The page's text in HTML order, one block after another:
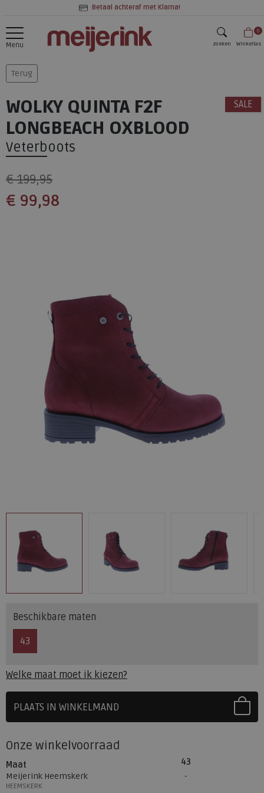
Betaal achteraf met Klarna!
Menu zoeken
0
Winkeltas
Terug
SALE
WOLKY QUINTA F2F
LONGBEACH OXBLOOD
Veterboots
€ 199,95
€ 99,98
Beschikbare maten
43
Welke maat moet ik kiezen?
PLAATS IN WINKELMAND
Onze winkelvoorraad
Maat
43
Meijerink Heemskerk
HEEMSKERK